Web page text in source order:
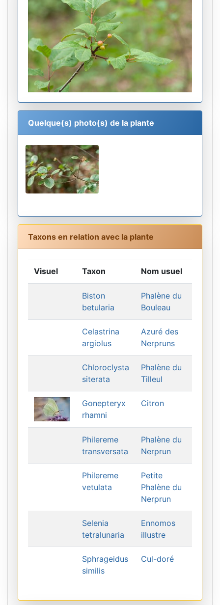
Quelque(s) photo(s) de la plante
Taxons en relation avec la plante
Visuel Taxon Nom usuel
Biston
betularia
Phalène du
Bouleau
Celastrina
argiolus
Azuré des
Nerpruns
Chloroclysta
siterata
Phalène du
Tilleul
Gonepteryx
rhamni
Citron
Philereme
transversata
Phalène du
Nerprun
Philereme
vetulata
Petite
Phalène du
Nerprun
Selenia
tetralunaria
Ennomos
illustre
Sphrageidus
similis
Cul-doré